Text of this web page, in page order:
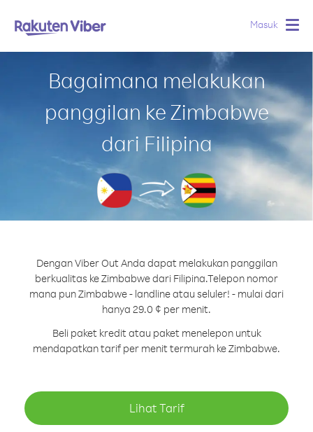
Masuk
Bagaimana melakukan
panggilan ke Zimbabwe
dari Filipina
Dengan Viber Out Anda dapat melakukan panggilan
berkualitas ke Zimbabwe dari Filipina.Telepon nomor
mana pun Zimbabwe - landline atau seluler! - mulai dari
hanya 29.0 ¢ per menit.
Beli paket kredit atau paket menelepon untuk
mendapatkan tarif per menit termurah ke Zimbabwe.
Lihat Tarif